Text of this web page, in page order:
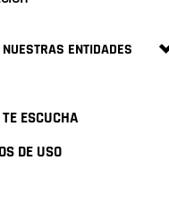
ENTIDADES
TE ESCUCHA
DE USO